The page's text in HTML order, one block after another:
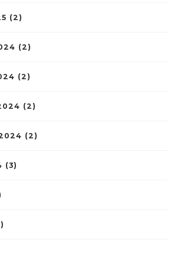
(2)
(2)
(2)
(2)
(2)
(3)